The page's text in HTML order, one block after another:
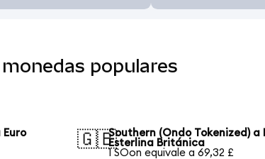
populares
Euro
🇬🇧Southern (Ondo Tokenized) a
Esterlina Británica
1 SOon equivale a 69,32 £